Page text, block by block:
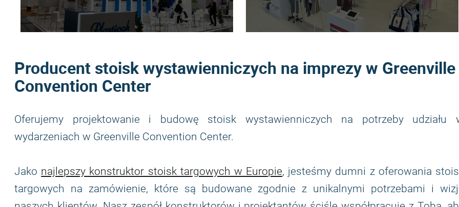
Producent stoisk wystawienniczych na imprezy w Greenville
Convention Center
Oferujemy projektowanie i budowę stoisk wystawienniczych na potrzeby udziału
wydarzeniach w Greenville Convention Center.
Jako najlepszy konstruktor stoisk targowych w Europie, jesteśmy dumni z oferowania
targowych na zamówienie, które są budowane zgodnie z unikalnymi potrzebami i